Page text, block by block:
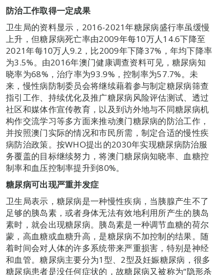
防治工作取得一定成果
卫生局的资料显示，2016-2021年糖尿病盛行率虽缓慢
上升，但糖尿病死亡率由2009年每10万人14.6下降至
2021年每10万人9.2，比2009年下降37%，年均下降率
为3.5%。由2016年澳门健康调查资料可见，糖尿病知
晓率为68%，治疗率为93.9%，控制率为57.7%。未
来，慢性病防制委员会将继续藉着参与制定糖尿病筛查
指引工作、持续优化及推广糖尿病风险评估测试、透过
社区和媒体作宣传教育，以及到访外地与不同糖尿病机
构作交流学习等多方面来推动澳门糖尿病的防治工作，
并按照澳门实际的情况和市民所需，制定合适的慢性疾
病防治政策。按WHO提出的2030年实现糖尿病防治服
务覆盖的目标继续努力，将澳门糖尿病知晓率、血糖控
制率和血压控制率提升到80%。
糖尿病可出现严重并发症
卫生局表示，糖尿病是一种慢性疾病，当胰腺产生不了
足够的胰岛素，或者身体无法有效地利用所产生的胰岛
素时，就会出现糖尿病。胰岛素是一种调节血糖的荷尔
蒙，高血糖或血糖升高，是糖尿病不加控制的结果。随
着时间会对人体的许多系统带来严重损害，特别是神经
和血管。糖尿病主要分为1型、2型及妊娠糖尿病，很多
糖尿病患者是没任何症状的，故糖尿病又被称为“隐形杀